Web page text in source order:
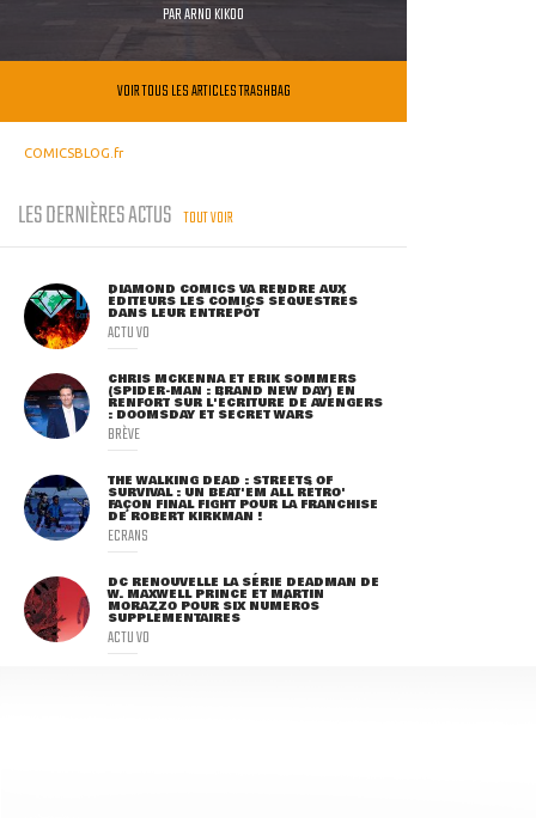
PARARNO KIKOO
VOIR TOUS LES ARTICLES TRASHBAG
COMICSBLOG.fr
LES DERNIÈRES ACTUS TOUT VOIR
DIAMOND COMICS VA RENDRE AUX
ÉDITEURS LES COMICS SÉQUESTRÉS
DANS LEUR ENTREPÔT
ACTU VO
CHRIS MCKENNA ET ERIK SOMMERS
(SPIDER-MAN : BRAND NEW DAY) EN
RENFORT SUR L'ÉCRITURE DE AVENGERS
: DOOMSDAY ET SECRET WARS
BRÈVE
THE WALKING DEAD : STREETS OF
SURVIVAL : UN BEAT'EM ALL RÉTRO'
FAÇON FINAL FIGHT POUR LA FRANCHISE
DE ROBERT KIRKMAN !
ECRANS
DC RENOUVELLE LA SÉRIE DEADMAN DE
W. MAXWELL PRINCE ET MARTIN
MORAZZO POUR SIX NUMÉROS
SUPPLÉMENTAIRES
ACTU VO